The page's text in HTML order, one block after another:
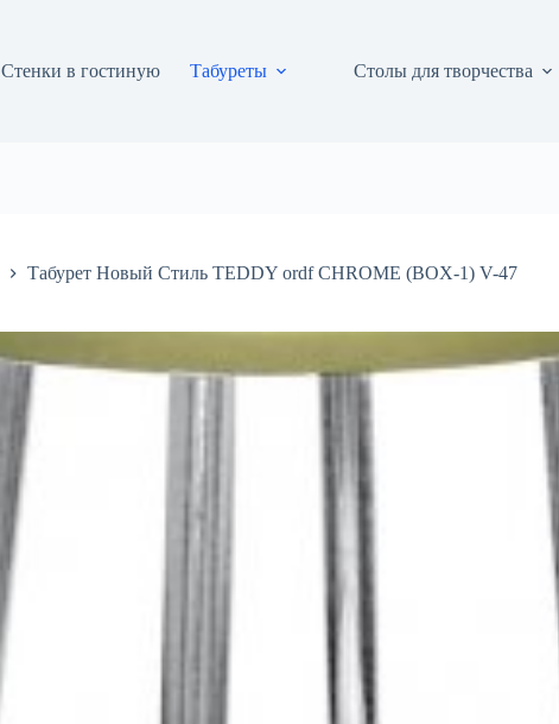
Стенки в гостиную Табуреты Столы для творчества
Табурет Новый Стиль TEDDY ordf CHROME (BOX-1) V-47